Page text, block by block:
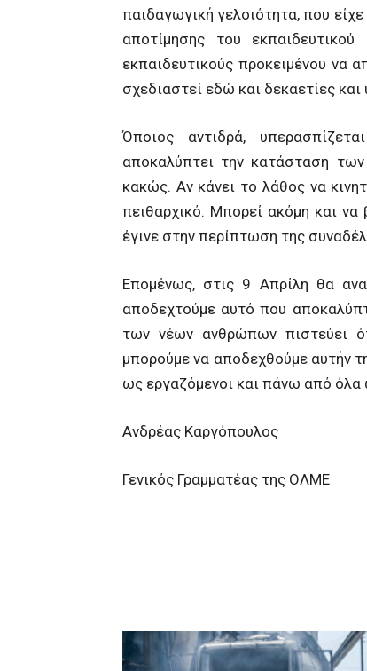
παιδαγωγική γελοιότητα, που
αποτίμησης του
εκπαιδευτικούς προκειμένου να
σχεδιαστεί εδώ και δεκαετίες και
Όποιος αντιδρά,
αποκαλύπτει την κατάσταση
κακώς. Αν κάνει το λάθος να
πειθαρχικό. Μπορεί ακόμη και
έγινε στην περίπτωση της
Επομένως, στις 9 Απρίλη θα
αποδεχτούμε αυτό που
των νέων ανθρώπων πιστεύει
μπορούμε να αποδεχθούμε αυτήν
ως εργαζόμενοι και πάνω από όλα
Ανδρέας Καργόπουλος
Γενικός Γραμματέας της ΟΛΜΕ